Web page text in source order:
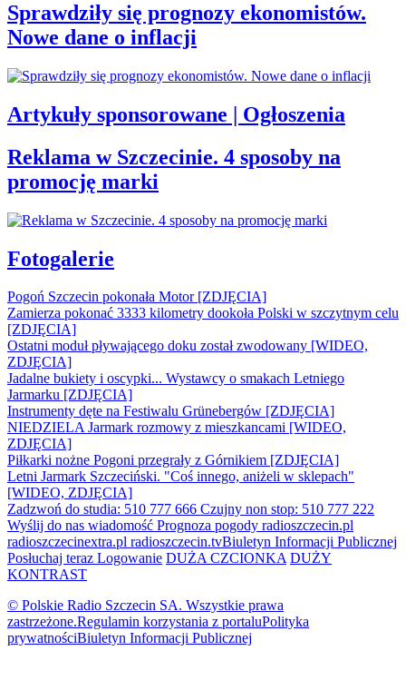
Sprawdziły się prognozy ekonomistów.
Nowe dane o inflacji
Artykuły sponsorowane | Ogłoszenia
Reklama w Szczecinie. 4 sposoby na
promocję marki
Fotogalerie
Pogoń Szczecin pokonała Motor [ZDJĘCIA]
Zamierza pokonać 3333 kilometry dookoła Polski w szczytnym celu
[ZDJĘCIA]
Ostatni moduł pływającego doku został zwodowany [WIDEO,
ZDJĘCIA]
Jadalne bukiety i oscypki... Wystawcy o smakach Letniego
Jarmarku [ZDJĘCIA]
Instrumenty dęte na Festiwalu Grünebergów [ZDJĘCIA]
NIEDZIELA Jarmark rozmowy z mieszkancami [WIDEO,
ZDJĘCIA]
Piłkarki nożne Pogoni przegrały z Górnikiem [ZDJĘCIA]
Letni Jarmark Szczeciński. "Coś innego, aniżeli w sklepach"
[WIDEO, ZDJĘCIA]
Zadzwoń do studia: 510 777 666 Czujny non stop: 510 777 222
Wyślij do nas wiadomość Prognoza pogody radioszczecin.pl
radioszczecinextra.pl radioszczecin.tvBiuletyn Informacji Publicznej
Posłuchaj teraz Logowanie DUŻA CZCIONKA DUŻY
KONTRAST
© Polskie Radio Szczecin SA. Wszystkie prawa
zastrzeżone.Regulamin korzystania z portaluPolityka
prywatnościBiuletyn Informacji Publicznej